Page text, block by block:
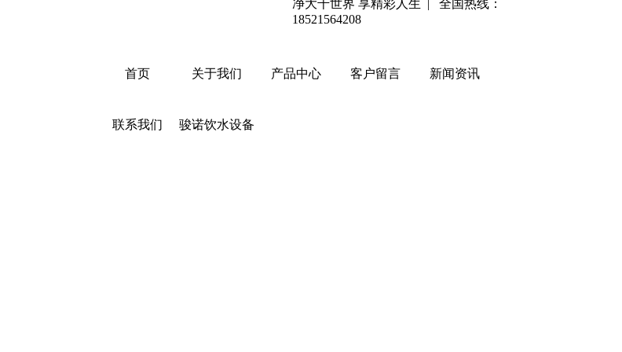
首页 关于我们 产品中心 客户留言 新闻资讯
联系我们 骏诺饮水设备
净大千世界 享精彩人生 | 全国热线：
18521564208